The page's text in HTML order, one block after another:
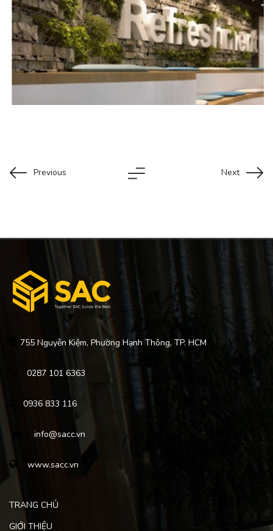
Previous Next
755 Nguyễn Kiệm, Phường Hạnh Thông, TP. HCM
0287 101 6363
0936 833 116
info@sacc.vn
www.sacc.vn
TRANG CHỦ
GIỚI THIỆU